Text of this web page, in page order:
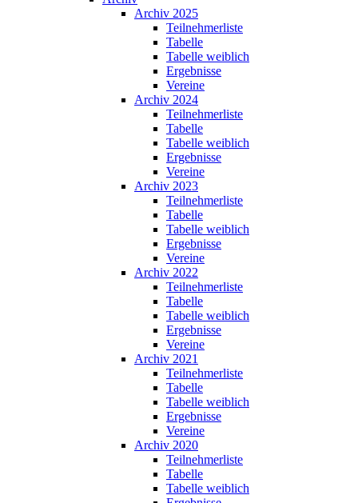
Archiv 2025
Teilnehmerliste
Tabelle
Tabelle weiblich
Ergebnisse
Vereine
Archiv 2024
Teilnehmerliste
Tabelle
Tabelle weiblich
Ergebnisse
Vereine
Archiv 2023
Teilnehmerliste
Tabelle
Tabelle weiblich
Ergebnisse
Vereine
Archiv 2022
Teilnehmerliste
Tabelle
Tabelle weiblich
Ergebnisse
Vereine
Archiv 2021
Teilnehmerliste
Tabelle
Tabelle weiblich
Ergebnisse
Vereine
Archiv 2020
Teilnehmerliste
Tabelle
Tabelle weiblich